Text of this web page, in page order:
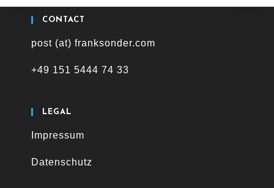
CONTACT
post (at) franksonder.com
+49 151 5444 74 33
LEGAL
Impressum
Datenschutz